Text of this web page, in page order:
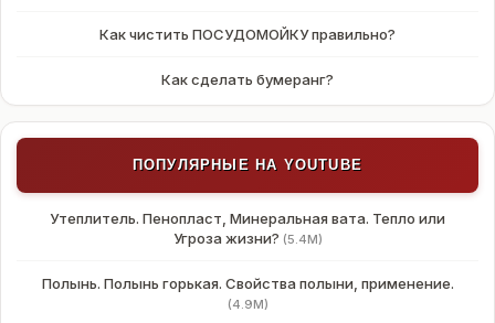
Как чистить ПОСУДОМОЙКУ правильно?
Как сделать бумеранг?
ПОПУЛЯРНЫЕ НА YOUTUBE
Утеплитель. Пенопласт, Минеральная вата. Тепло или
Угроза жизни? (5.4M)
Полынь. Полынь горькая. Свойства полыни, применение.
(4.9M)